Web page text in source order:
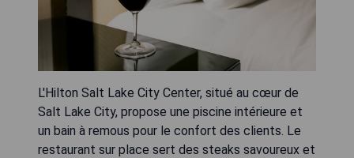
L'Hilton Salt Lake City Center, situé au cœur de
Salt Lake City, propose une piscine intérieure et
un bain à remous pour le confort des clients. Le
restaurant sur place sert des steaks savoureux et